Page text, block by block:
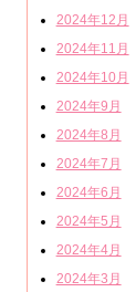
2024年12月
2024年11月
2024年10月
2024年9月
2024年8月
2024年7月
2024年6月
2024年5月
2024年4月
2024年3月